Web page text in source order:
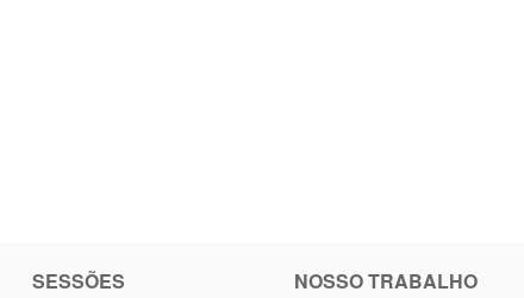
SESSÕES
NOSSO TRABALHO